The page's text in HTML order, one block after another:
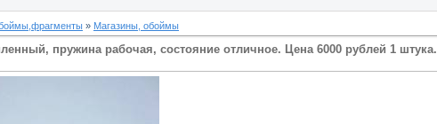
» Магазины, обоймы
пружина рабочая, состояние отличное. Цена 6000 рублей 1 штука.